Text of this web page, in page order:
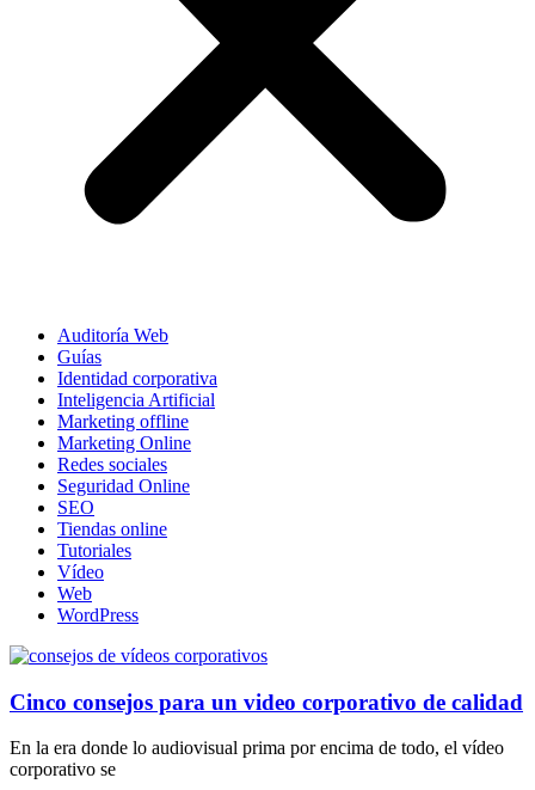
Auditoría Web
Guías
Identidad corporativa
Inteligencia Artificial
Marketing offline
Marketing Online
Redes sociales
Seguridad Online
SEO
Tiendas online
Tutoriales
Vídeo
Web
WordPress
Cinco consejos para un video corporativo de calidad
En la era donde lo audiovisual prima por encima de todo, el vídeo
corporativo se